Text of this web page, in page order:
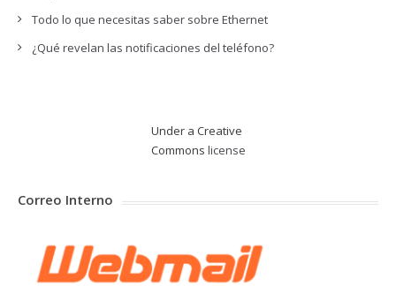
Todo lo que necesitas saber sobre Ethernet
¿Qué revelan las notificaciones del teléfono?
Under a Creative
Commons license
Correo Interno